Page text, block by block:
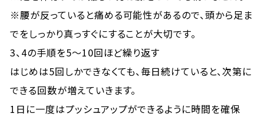
※腰が反っていると痛める可能性があるので、頭から足ま
でをしっかり真っすぐにすることが大切です。
3、4の手順を5～10回ほど繰り返す
はじめは5回しかできなくても、毎日続けていると、次第に
できる回数が増えていきます。
1日に一度はプッシュアップができるように時間を確保